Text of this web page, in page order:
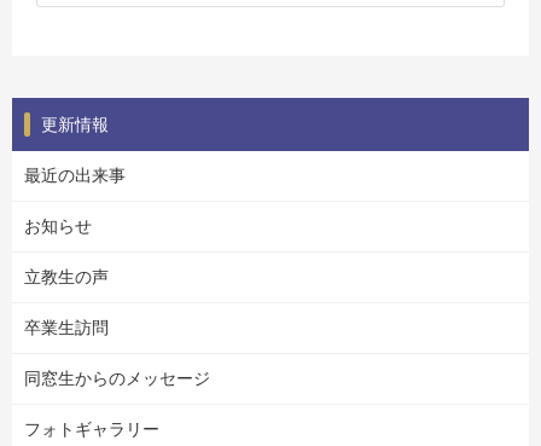
更新情報
最近の出来事
お知らせ
立教生の声
卒業生訪問
同窓生からのメッセージ
フォトギャラリー